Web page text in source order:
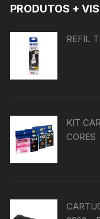
PRODUTOS +
REFIL
KIT
CORES